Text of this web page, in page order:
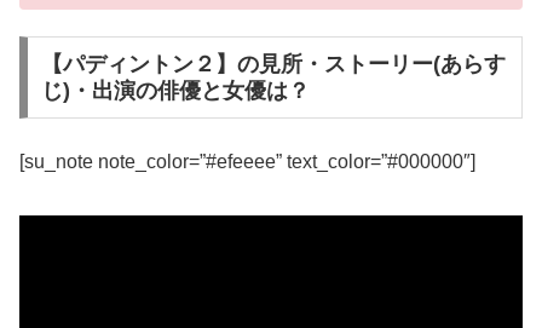
【パディントン２】の見所・ストーリー(あらす
じ)・出演の俳優と女優は？
[su_note note_color=”#efeeee” text_color=”#000000″]